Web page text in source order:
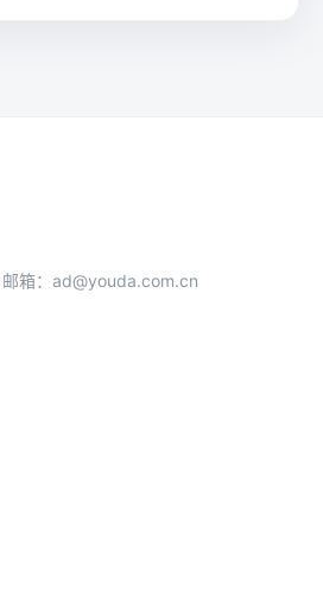
箱：ad@youda.com.cn